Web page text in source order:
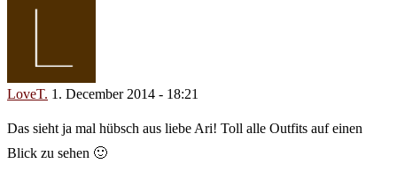
LoveT. 1. December 2014 - 18:21
Das sieht ja mal hübsch aus liebe Ari! Toll alle Outfits auf einen
Blick zu sehen 🙂